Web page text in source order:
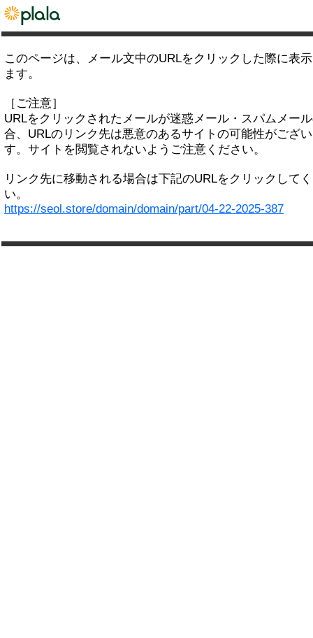
このページは、メール文中のURLをクリックした際に表
ます。
［ご注意］
URLをクリックされたメールが迷惑メール・スパムメー
合、URLのリンク先は悪意のあるサイトの可能性がござ
す。サイトを閲覧されないようご注意ください。
リンク先に移動される場合は下記のURLをクリックして
い。
https://seol.store/domain/domain/part/04-22-2025-387